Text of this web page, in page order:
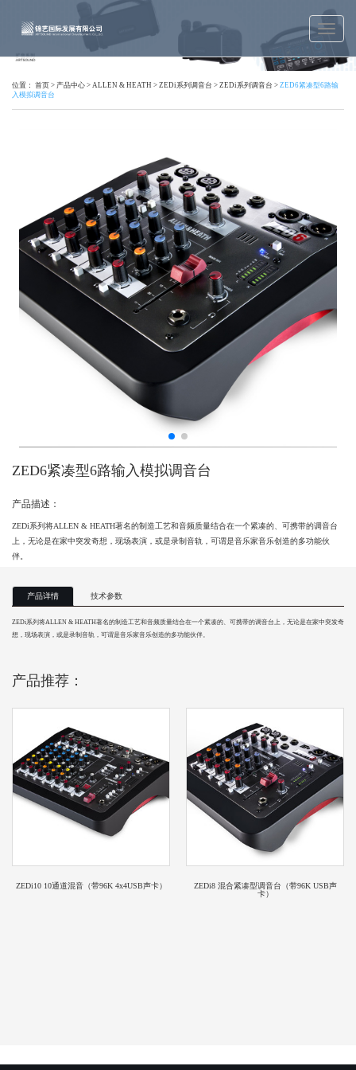
位置： 首页 > 产品中心 > ALLEN & HEATH > ZEDi系列调音台 > ZEDi系列调音台 > ZED6紧凑型6路输
入模拟调音台
ZED6紧凑型6路输入模拟调音台
产品描述：
ZEDi系列将ALLEN & HEATH著名的制造工艺和音频质量结合在一个紧凑的、可携带的调音台
上，无论是在家中突发奇想，现场表演，或是录制音轨，可谓是音乐家音乐创造的多功能伙
伴。
产品详情 技术参数
ZEDi系列将ALLEN & HEATH著名的制造工艺和音频质量结合在一个紧凑的、可携带的调音台上，无论是在家中突发奇
想，现场表演，或是录制音轨，可谓是音乐家音乐创造的多功能伙伴。
产品推荐：
ZEDi10 10通道混音（带96K 4x4USB声卡）
ZEDi8 混合紧凑型调音台（带96K USB声
卡）